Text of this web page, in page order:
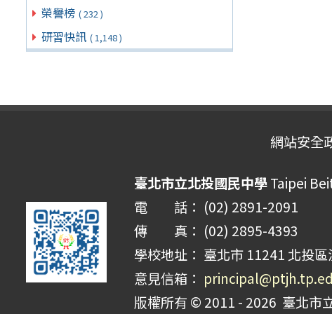
榮譽榜 ( 232 )
研習快訊 ( 1,148 )
網站安全
臺北市立北投國民中學Taipei
電 話： (02) 2891-2091
傳 真： (02) 2895-4393
學校地址： 臺北市 11241 北投
意見信箱：
版權所有 © 2011 - 2026 臺北市